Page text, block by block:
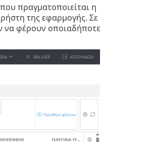
πραγματοποιείται η
της εφαρμογής. Σε
να φέρουν οποιαδήποτε